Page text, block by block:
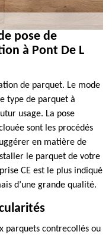
pose de
à Pont De L
de parquet. Le mode
type de parquet à
usage. La pose
sont les procédés
en matière de
le parquet de votre
CE est le plus indiqué
d’une grande qualité.
parquets contrecollés ou